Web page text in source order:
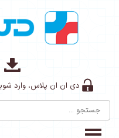
دی ان ان پلاس، وارد